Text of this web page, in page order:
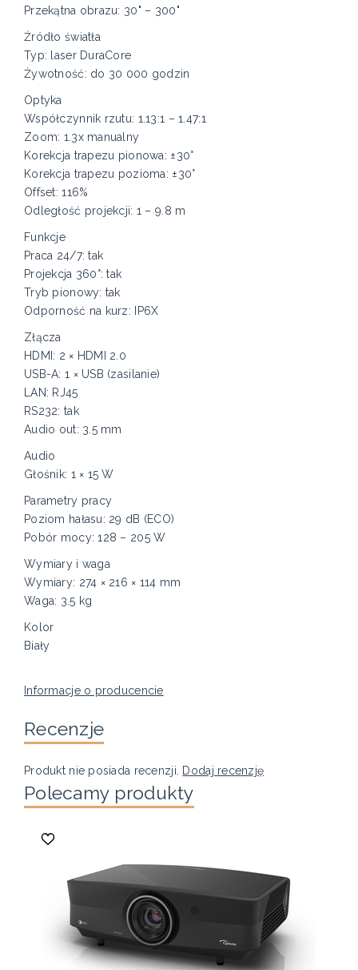
Przekątna obrazu: 30" – 300"
Źródło światła
Typ: laser DuraCore
Żywotność: do 30 000 godzin
Optyka
Współczynnik rzutu: 1.13:1 – 1.47:1
Zoom: 1.3x manualny
Korekcja trapezu pionowa: ±30°
Korekcja trapezu pozioma: ±30°
Offset: 116%
Odległość projekcji: 1 – 9.8 m
Funkcje
Praca 24/7: tak
Projekcja 360°: tak
Tryb pionowy: tak
Odporność na kurz: IP6X
Złącza
HDMI: 2 × HDMI 2.0
USB-A: 1 × USB (zasilanie)
LAN: RJ45
RS232: tak
Audio out: 3.5 mm
Audio
Głośnik: 1 × 15 W
Parametry pracy
Poziom hałasu: 29 dB (ECO)
Pobór mocy: 128 – 205 W
Wymiary i waga
Wymiary: 274 × 216 × 114 mm
Waga: 3.5 kg
Kolor
Biały
Informacje o producencie
Recenzje
Produkt nie posiada recenzji. Dodaj recenzję
Polecamy produkty